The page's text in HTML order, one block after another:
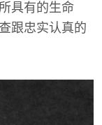
具有的生命
跟忠实认真的